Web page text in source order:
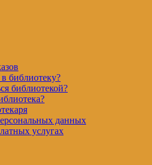
в библиотеку?
библиотекой?
данных
услугах